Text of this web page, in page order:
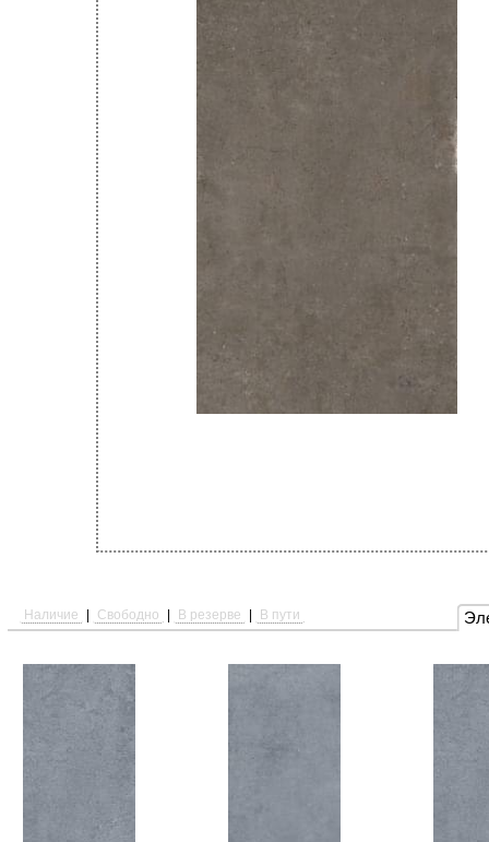
Наличие Свободно В резерве В пути